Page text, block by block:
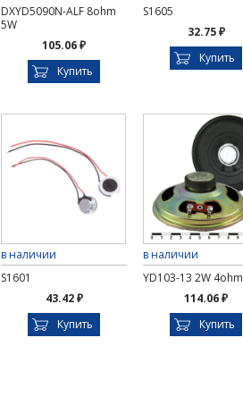
DXYD5090N-ALF 8ohm
5W
105.06 ₽
Купить
S1605
32.75 ₽
Купить
в наличии
S1601
43.42 ₽
Купить
в наличии
YD103-13 2W 4ohm
114.06 ₽
Купить